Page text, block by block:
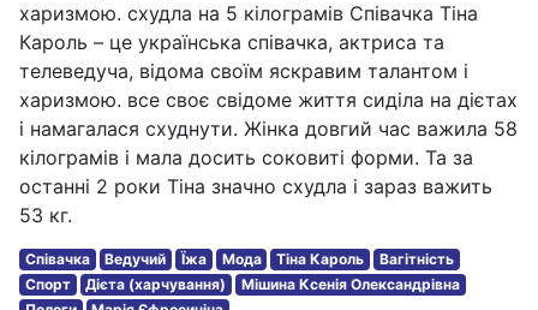
харизмою. схудла на 5 кілограмів Співачка Тіна
Кароль – це українська співачка, актриса та
телеведуча, відома своїм яскравим талантом і
харизмою. все своє свідоме життя сиділа на дієтах
і намагалася схуднути. Жінка довгий час важила 58
кілограмів і мала досить соковиті форми. Та за
останні 2 роки Тіна значно схудла і зараз важить
53 кг.
Співачка Ведучий Їжа Мода Тіна Кароль
Вагітність
Спорт
Дієта (харчування)
Мішина Ксенія Олександрівна